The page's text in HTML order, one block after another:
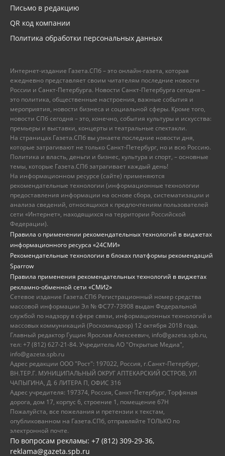
Письмо в редакцию
QR код компании
Политика обработки персональных данных
Интернет-издание Газета.СПб – это онлайн-газета, которая
ежедневно представляет своим читателям последние новости
России и Санкт-Петербурга. Новости Санкт-Петербурга сегодня –
это политика, общественные настроения, важные события и
мероприятия, новости бизнеса и социальной сферы. Кроме того,
новости СПб сегодня – это, конечно, события культуры и искусства:
премьеры и выставки, концерты и театральные спектакли.
На страницах Газета.СПб вы узнаете последние новости дня,
которые затрагивают не только Санкт-Петербург, но и всю Россию.
Политика и власть, деньги и бизнес, культура и спорт, – основные
темы, которые Газета.СПб затрагивает каждый день!
На информационном ресурсе (сайте) применяются
рекомендательные технологии (информационные технологии
предоставления информации на основе сбора, систематизации и
анализа сведений, относящихся к предпочтениям пользователей
сети «Интернет», находящихся на территории Российской
Федерации).
Правила о применении рекомендательных технологий в виджетах
информационного ресурса «24СМИ»
Рекомендательные технологии в блоках платформы рекомендаций
Sparrow
Правила применения рекомендательных технологий в виджетах
рекламно-обменной сети «СМИ2»
Сетевое издание Газета.СПб Регистрационный номер средства
массовой информации Эл № ФС77-73908 выдан Федеральной
службой по надзору в сфере связи, информационных технологий и
массовых коммуникаций (Роскомнадзор) 12 октября 2018 года.
Главный редактор Гущин Ярослав Алексеевич, info@gazeta.spb.ru,
тел: +7 (812) 627-21-84. Учредитель АО "Открытые Медиа",
info@gazeta.spb.ru
Адрес редакции ООО "Рост": 197022, Россия, г.Санкт-Петербург,
ВН.ТЕР.Г. МУНИЦИПАЛЬНЫЙ ОКРУГ АПТЕКАРСКИЙ ОСТРОВ, УЛ
ЧАПЫГИНА, Д. 6 ЛИТЕРА П, ОФИС 316
Адрес учредителя: 197374, Россия, Санкт-Петербург, Торфяная
дорога, дом 17, корпус 6, строение 1, помещение 67Н
Пожалуйста, все пожелания и претензии к текстам,
опубликованном на Газета.СПб, отправляйте ТОЛЬКО по
электронной почте.
По вопросам рекламы: +7 (812) 309-29-36,
reklama@gazeta.spb.ru